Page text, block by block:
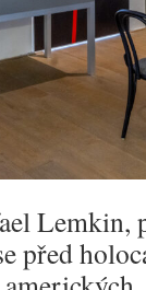
Lemkin,
před